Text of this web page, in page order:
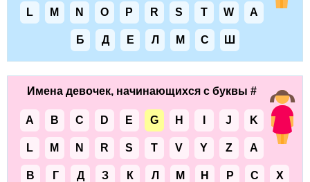
L M N O P R S T W А
Б Д Е Л М С Ш
Имена девочек, начинающихся с буквы #
A B C D E G H J K
L M N R S T V Y Z А
В Г Д З К Л М Н Р С Х